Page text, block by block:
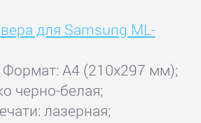
для Samsung ML-
Формат: A4 (210x297 мм);
черно-белая;
лазерная;